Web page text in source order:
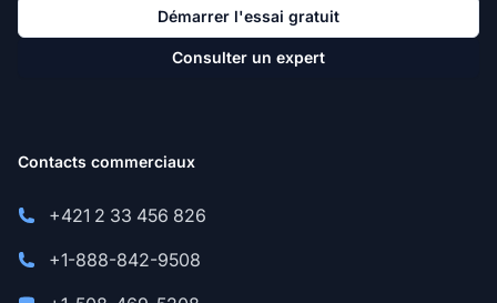
Démarrer l'essai gratuit
Consulter un expert
Contacts commerciaux
+421 2 33 456 826
+1-888-842-9508